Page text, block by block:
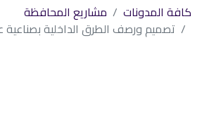
كافة المدونات
مشاريع المحافظة
تصميم ورصف الطرق الداخلية بصناعية عبري